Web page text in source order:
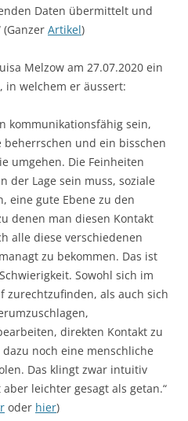
Daten übermittelt und
Artikel)
Melzow am 27.07.2020 ein
in welchem er äussert:
kommunikationsfähig sein,
beherrschen und ein bisschen
umgehen. Die Feinheiten
der Lage sein muss, soziale
eine gute Ebene zu den
denen man diesen Kontakt
alle diese verschiedenen
zu bekommen. Das ist
Sowohl sich im
zurechtzufinden, als auch sich
direkten Kontakt zu
noch eine menschliche
Das klingt zwar intuitiv
leichter gesagt als getan.“
oder hier)